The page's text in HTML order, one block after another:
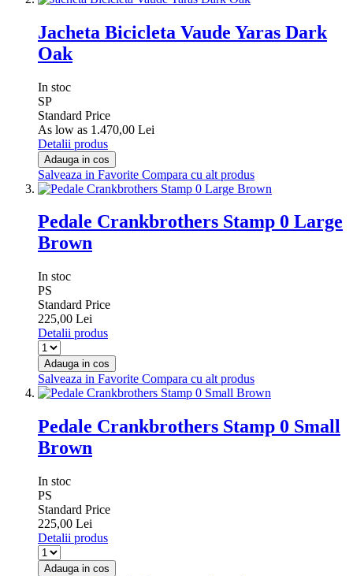
Jacheta Bicicleta Vaude Yaras Dark
Oak
In stoc
SP
Standard Price
As low as 1.470,00 Lei
Detalii produs
Adauga in cos
Salveaza in Favorite Compara cu alt produs
Pedale Crankbrothers Stamp 0 Large
Brown
In stoc
PS
Standard Price
225,00 Lei
Detalii produs
Adauga in cos
Salveaza in Favorite Compara cu alt produs
Pedale Crankbrothers Stamp 0 Small
Brown
In stoc
PS
Standard Price
225,00 Lei
Detalii produs
Adauga in cos